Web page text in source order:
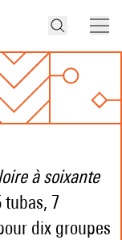
à soixante
tubas, 7
dix groupes